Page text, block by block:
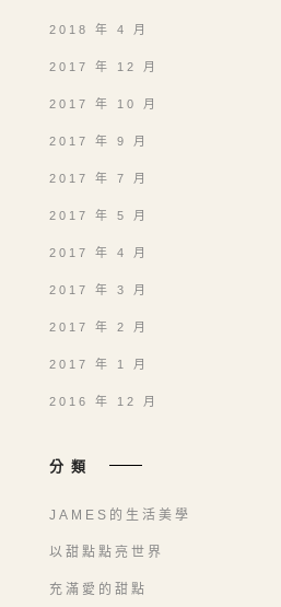
2018 年 4 月
2017 年 12 月
2017 年 10 月
2017 年 9 月
2017 年 7 月
2017 年 5 月
2017 年 4 月
2017 年 3 月
2017 年 2 月
2017 年 1 月
2016 年 12 月
分類
JAMES的生活美學
以甜點點亮世界
充滿愛的甜點